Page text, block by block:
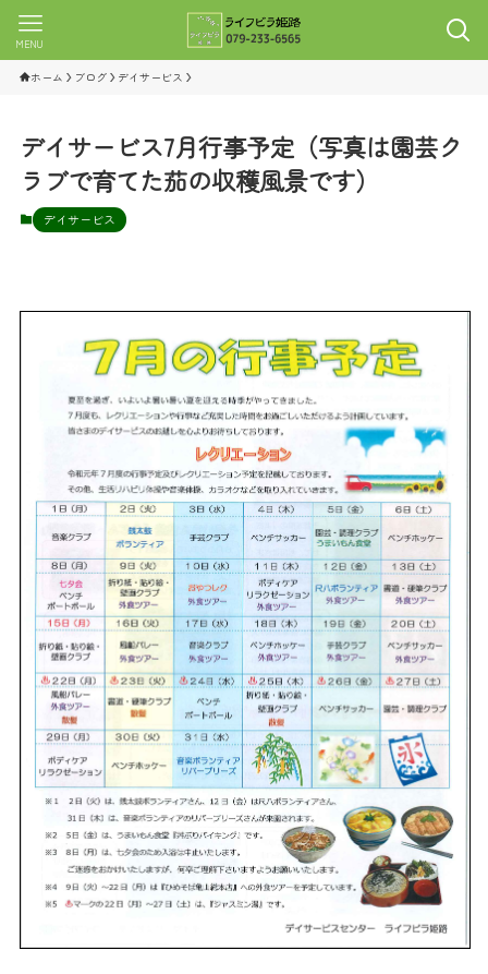
MENU
ホーム ブログ デイサービス
デイサービス7月行事予定（写真は園芸ク
ラブで育てた茄の収穫風景です）
デイサービス